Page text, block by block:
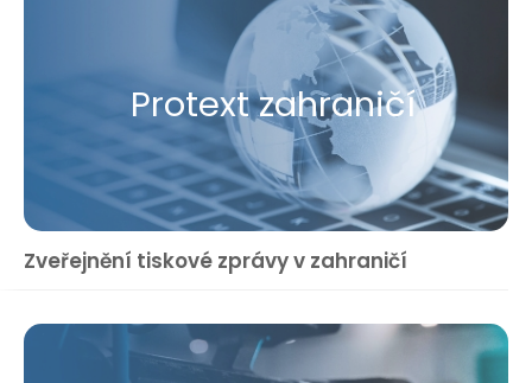
Protext zahraničí
Zveřejnění tiskové zprávy v zahraničí